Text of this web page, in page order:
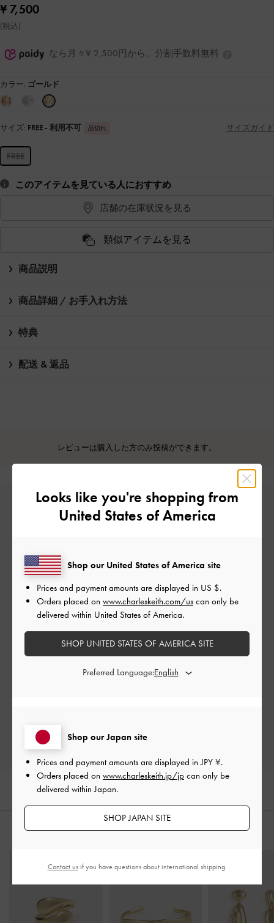
¥ 7,500
(税込)
なら月々¥ 2,500円から。分割手数料無料
カラー: ゴールド
サイズ: FREE - 利用不可 品切れ サイズガイド
FREE
このアイテムを見ている人におすすめ
店舗の在庫状況を見る
類似アイテムを見る
商品説明
商品詳細 / お手入れ方法
特典
配送 & 返品
レビューは購入した方のみ投稿ができます。
カスタマーレビュー
ご感想をお聞かせください
Looks like you're shopping from
United States of America
Shop our Japan site
Prices and payment amounts are displayed inJPY ¥.
Orders placed on www.charleskeith.jp/jp can only be
delivered within Japan.
SHOP JAPAN SITE
Shop our United States of America site
Prices and payment amounts are displayed in US $.
Orders placed on www.charleskeith.com/us can only be
delivered within United States of America.
SHOP UNITED STATES OF AMERICA SITE
Preferred Language:
Contact usif you have questions about international shipping.